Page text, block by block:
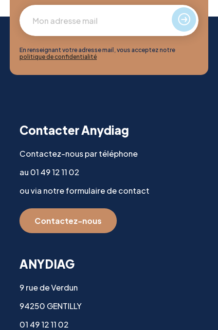
En renseignant votre adresse mail, vous acceptez notre
politique de confidentialité
Contacter Anydiag
Contactez-nous par téléphone
au 01 49 12 11 02
ou via notre formulaire de contact
Contactez-nous
ANYDIAG
9 rue de Verdun
94250 GENTILLY
01 49 12 11 02